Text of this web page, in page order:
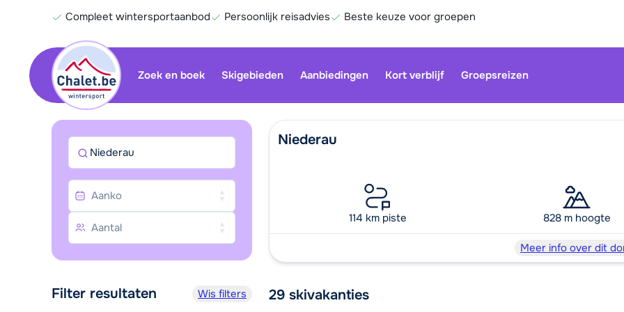
Compleet wintersportaanbod Persoonlijk reisadvies Beste keuze voor groepen
Zoek en boek Skigebieden Aanbiedingen Kort verblijf Groepsreizen
gesloten.
gebruiken:
Niederau
114 km piste 828 m hoogte
Meer info over dit
29 skivakanties
Niederau
Filter resultaten Wis filters